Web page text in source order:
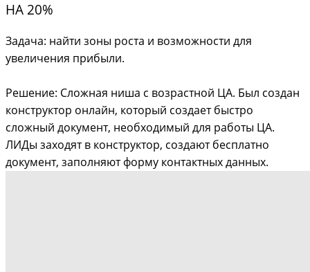
НА 20%
Задача: найти зоны роста и возможности для
увеличения прибыли.
Решение: Сложная ниша с возрастной ЦА. Был создан
конструктор онлайн, который создает быстро
сложный документ, необходимый для работы ЦА.
ЛИДы заходят в конструктор, создают бесплатно
документ, заполняют форму контактных данных.